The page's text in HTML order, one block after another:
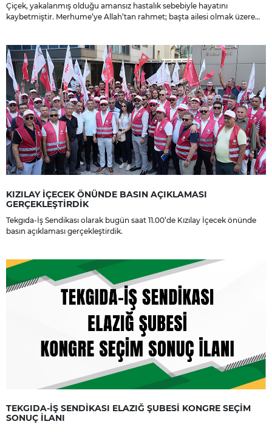
Çiçek, yakalanmış olduğu amansız hastalık sebebiyle hayatını
kaybetmiştir. Merhume’ye Allah’tan rahmet; başta ailesi olmak üzere
KIZILAY İÇECEK ÖNÜNDE BASIN AÇIKLAMASI
GERÇEKLEŞTİRDİK
Tekgıda-İş Sendikası olarak bugün saat 11.00’de Kızılay İçecek önünde
basın açıklaması gerçekleştirdik.
TEKGIDA-İŞ SENDİKASI ELAZIĞ ŞUBESİ KONGRE SEÇİM
SONUÇ İLANI